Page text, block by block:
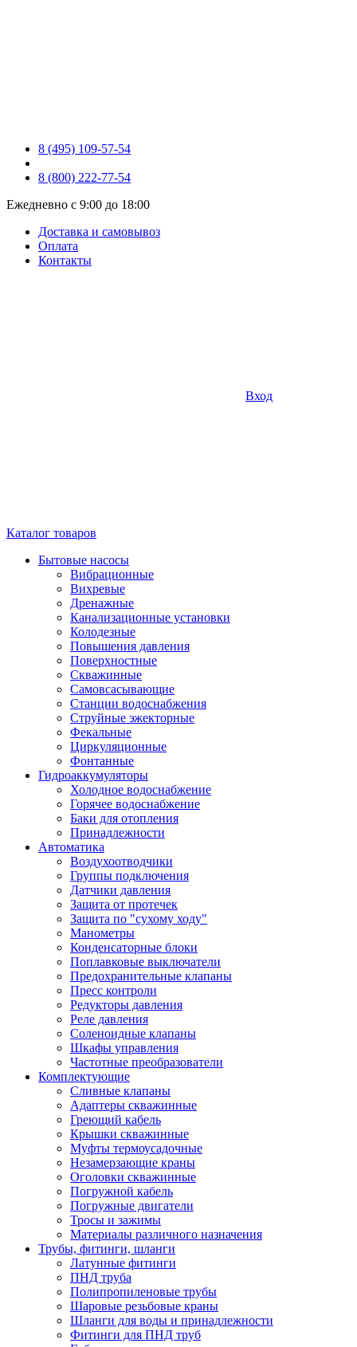
8 (495) 109-57-54
8 (800) 222-77-54
Ежедневно с 9:00 до 18:00
Доставка и самовывоз
Оплата
Контакты
Вход
Каталог товаров
Бытовые насосы
Вибрационные
Вихревые
Дренажные
Канализационные установки
Колодезные
Повышения давления
Поверхностные
Скважинные
Самовсасывающие
Станции водоснабжения
Струйные эжекторные
Фекальные
Циркуляционные
Фонтанные
Гидроаккумуляторы
Холодное водоснабжение
Горячее водоснабжение
Баки для отопления
Принадлежности
Автоматика
Воздухоотводчики
Группы подключения
Датчики давления
Защита от протечек
Защита по "сухому ходу"
Манометры
Конденсаторные блоки
Поплавковые выключатели
Предохранительные клапаны
Пресс контроли
Редукторы давления
Реле давления
Соленоидные клапаны
Шкафы управления
Частотные преобразователи
Комплектующие
Сливные клапаны
Адаптеры скважинные
Греющий кабель
Крышки скважинные
Муфты термоусадочные
Незамерзающие краны
Оголовки скважинные
Погружной кабель
Погружные двигатели
Тросы и зажимы
Материалы различного назначения
Трубы, фитинги, шланги
Латунные фитинги
ПНД труба
Полипропиленовые трубы
Шаровые резьбовые краны
Шланги для воды и принадлежности
Фитинги для ПНД труб